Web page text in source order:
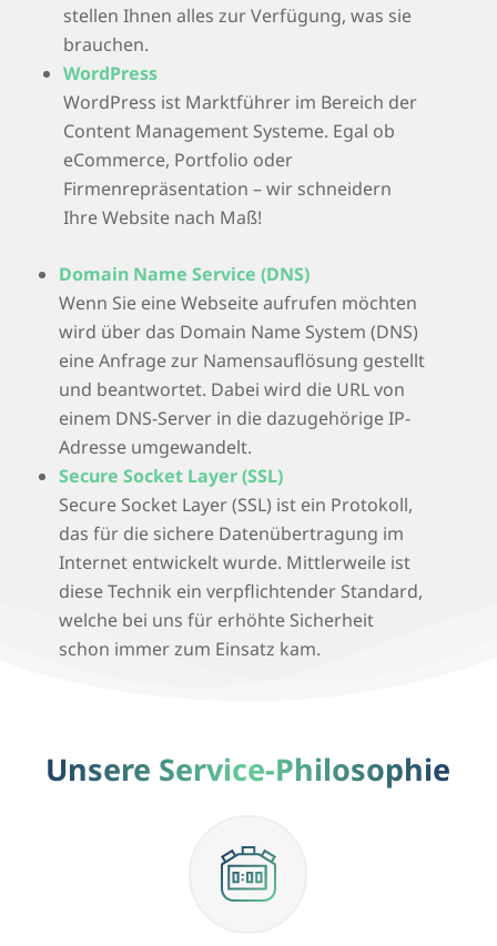
stellen Ihnen alles zur Verfügung, was sie
brauchen.
WordPress
WordPress ist Marktführer im Bereich der
Content Management Systeme. Egal ob
eCommerce, Portfolio oder
Firmenrepräsentation – wir schneidern
Ihre Website nach Maß!
Domain Name Service (DNS)
Wenn Sie eine Webseite aufrufen möchten
wird über das Domain Name System (DNS)
eine Anfrage zur Namensauflösung gestellt
und beantwortet. Dabei wird die URL von
einem DNS-Server in die dazugehörige IP-
Adresse umgewandelt.
Secure Socket Layer (SSL)
Secure Socket Layer (SSL) ist ein Protokoll,
das für die sichere Datenübertragung im
Internet entwickelt wurde. Mittlerweile ist
diese Technik ein verpflichtender Standard,
welche bei uns für erhöhte Sicherheit
schon immer zum Einsatz kam.
Unsere Service-Philosophie